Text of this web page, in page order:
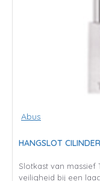
Abus
HANGSLOT
Slotkast van massief
veiligheid bij een